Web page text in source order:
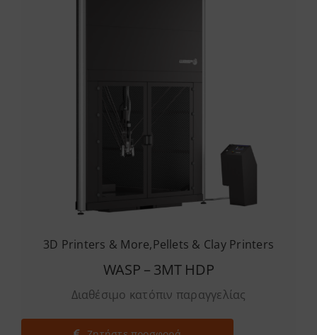
3D Printers & More,Pellets & Clay Printers
WASP – 3MT HDP
Διαθέσιμο κατόπιν παραγγελίας